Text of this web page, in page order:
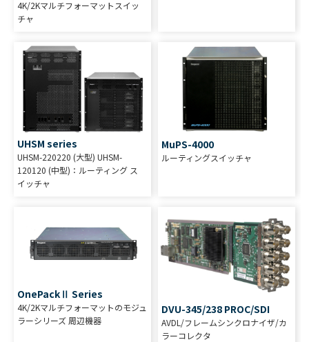
4K/2Kマルチフォーマットスイッ
チャ
UHSM series
UHSM-220220 (大型) UHSM-
120120 (中型)：ルーティング ス
イッチャ
MuPS-4000
ルーティングスイッチャ
OnePackⅡ Series
4K/2Kマルチフォーマットのモジュ
ラーシリーズ 周辺機器
DVU-345/238 PROC/SDI
AVDL/フレームシンクロナイザ/カ
ラーコレクタ